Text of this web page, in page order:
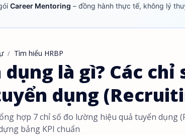
Career Mentoring – đồng hành thực tế, không lý
Tìm hiểu HRBP
dụng là gì? Các
dụng
hợp 7 chỉ số đo lường hiệu quả tuyển dụng
bảng KPI chuẩn